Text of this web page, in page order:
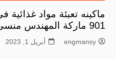
ماكينه تعبئة مواد
901 ماركة المهندس منسى
engmansy أبريل 1, 2023